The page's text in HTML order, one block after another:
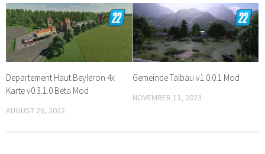
Departement Haut Beyleron 4x
Karte v0.3.1.0 Beta Mod
AUGUST 26, 2022
Gemeinde Talbau v1.0.0.1 Mod
NOVEMBER 13, 2023